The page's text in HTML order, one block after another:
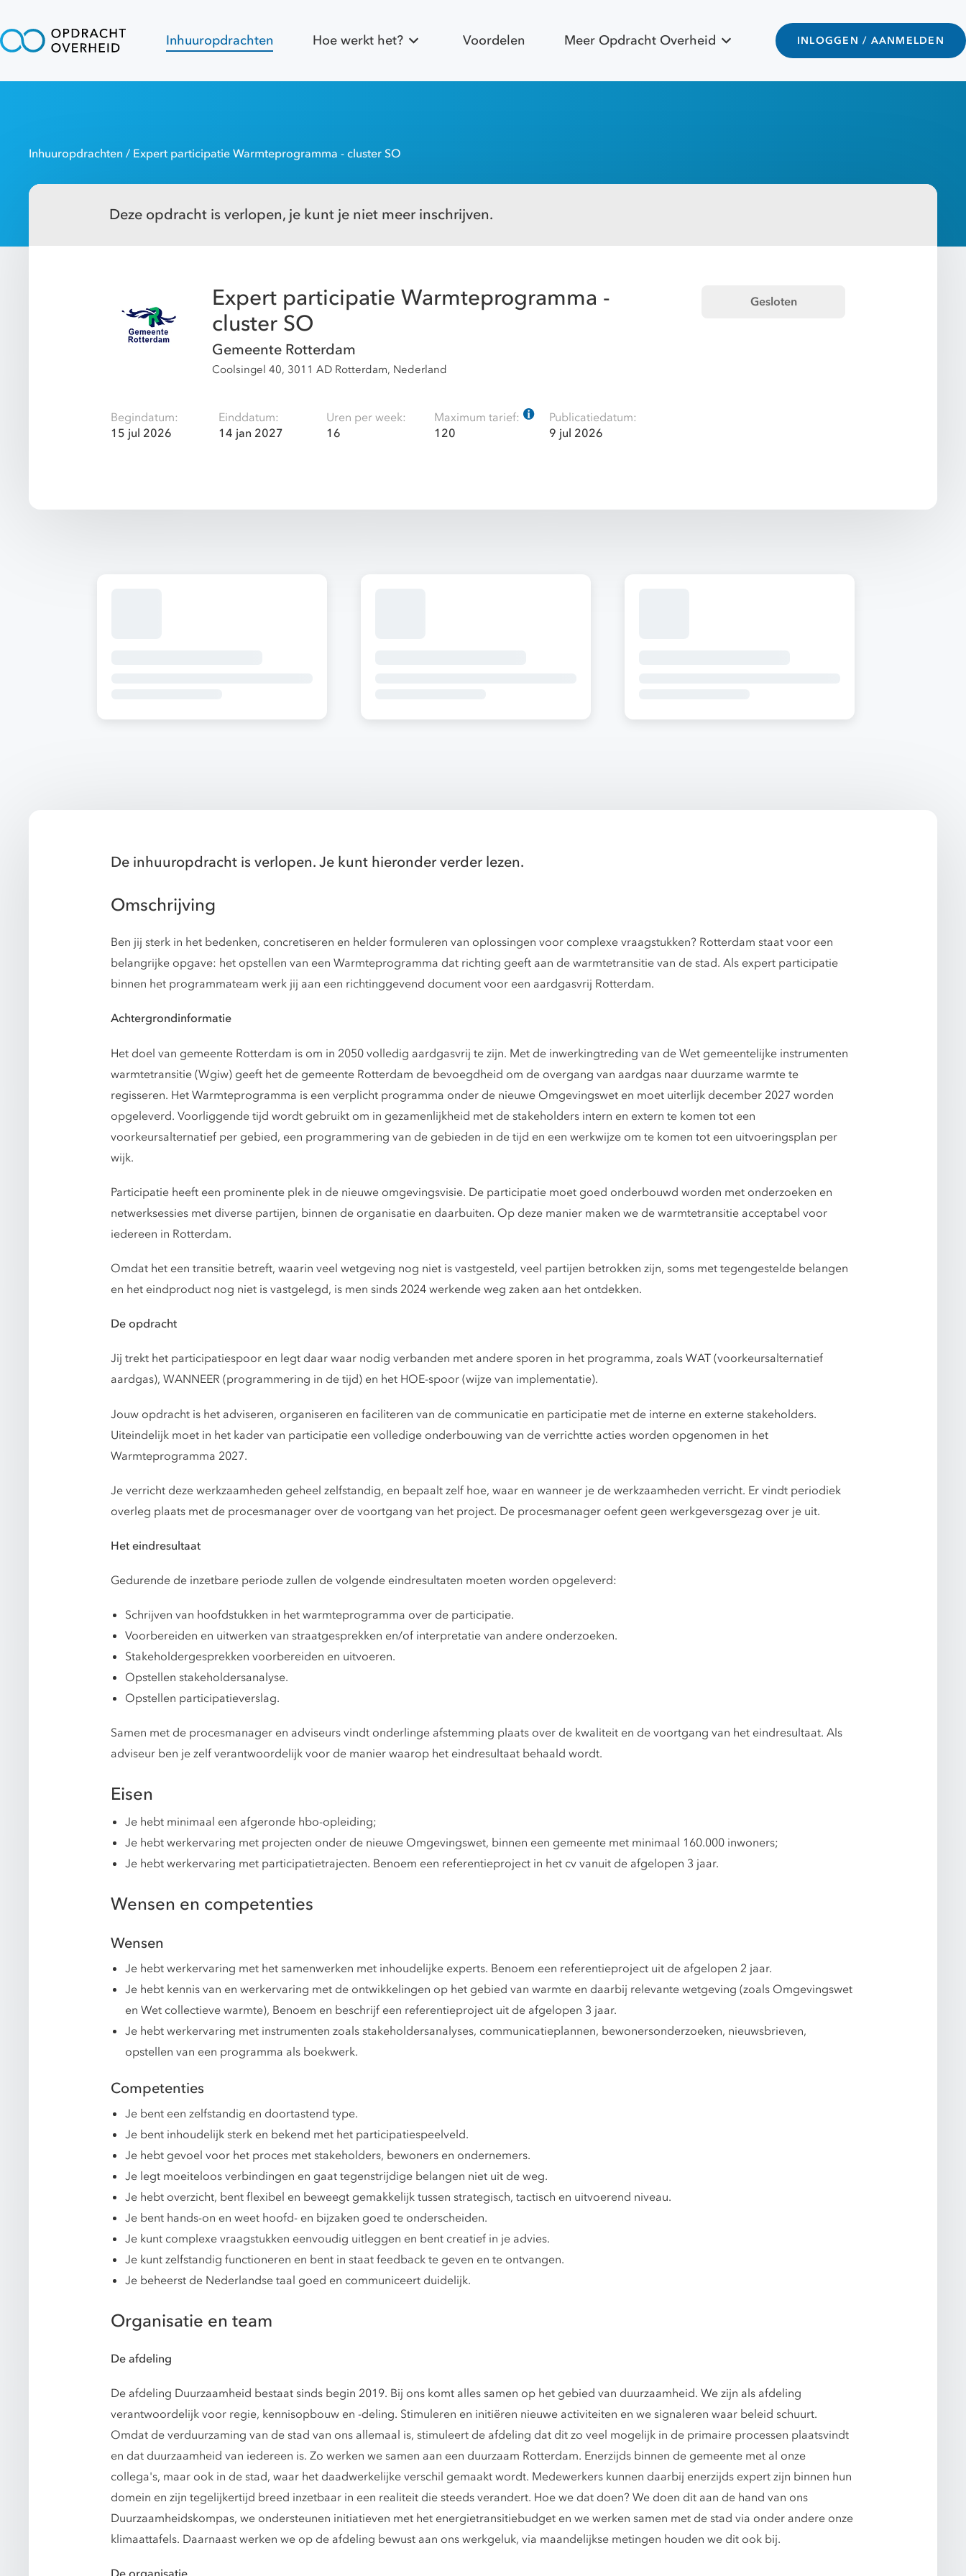
Inhuuropdrachten Hoe werkt het? Voordelen Meer Opdracht Overheid INLOGGEN / AANMELDEN
Inhuuropdrachten / Expert participatie Warmteprogramma - cluster SO
Deze opdracht is verlopen, je kunt je niet meer inschrijven.
Expert participatie Warmteprogramma -
cluster SO
Gemeente Rotterdam
Coolsingel 40, 3011 AD Rotterdam, Nederland
Gesloten
Begindatum:
15 jul 2026
Einddatum:
14 jan 2027
Uren per week:
16
Maximum tarief:
120
Publicatiedatum:
9 jul 2026
De inhuuropdracht is verlopen. Je kunt hieronder verder lezen.
Omschrijving
Ben jij sterk in het bedenken, concretiseren en helder formuleren van oplossingen voor complexe vraagstukken? Rotterdam staat voor een
belangrijke opgave: het opstellen van een Warmteprogramma dat richting geeft aan de warmtetransitie van de stad. Als expert participatie
binnen het programmateam werk jij aan een richtinggevend document voor een aardgasvrij Rotterdam.
Achtergrondinformatie
Het doel van gemeente Rotterdam is om in 2050 volledig aardgasvrij te zijn. Met de inwerkingtreding van de Wet gemeentelijke instrumenten
warmtetransitie (Wgiw) geeft het de gemeente Rotterdam de bevoegdheid om de overgang van aardgas naar duurzame warmte te
regisseren. Het Warmteprogramma is een verplicht programma onder de nieuwe Omgevingswet en moet uiterlijk december 2027 worden
opgeleverd. Voorliggende tijd wordt gebruikt om in gezamenlijkheid met de stakeholders intern en extern te komen tot een
voorkeursalternatief per gebied, een programmering van de gebieden in de tijd en een werkwijze om te komen tot een uitvoeringsplan per
wijk.
Participatie heeft een prominente plek in de nieuwe omgevingsvisie. De participatie moet goed onderbouwd worden met onderzoeken en
netwerksessies met diverse partijen, binnen de organisatie en daarbuiten. Op deze manier maken we de warmtetransitie acceptabel voor
iedereen in Rotterdam.
Omdat het een transitie betreft, waarin veel wetgeving nog niet is vastgesteld, veel partijen betrokken zijn, soms met tegengestelde belangen
en het eindproduct nog niet is vastgelegd, is men sinds 2024 werkende weg zaken aan het ontdekken.
De opdracht
Jij trekt het participatiespoor en legt daar waar nodig verbanden met andere sporen in het programma, zoals WAT (voorkeursalternatief
aardgas), WANNEER (programmering in de tijd) en het HOE-spoor (wijze van implementatie).
Jouw opdracht is het adviseren, organiseren en faciliteren van de communicatie en participatie met de interne en externe stakeholders.
Uiteindelijk moet in het kader van participatie een volledige onderbouwing van de verrichtte acties worden opgenomen in het
Warmteprogramma 2027.
Je verricht deze werkzaamheden geheel zelfstandig, en bepaalt zelf hoe, waar en wanneer je de werkzaamheden verricht. Er vindt periodiek
overleg plaats met de procesmanager over de voortgang van het project. De procesmanager oefent geen werkgeversgezag over je uit.
Het eindresultaat
Gedurende de inzetbare periode zullen de volgende eindresultaten moeten worden opgeleverd:
Schrijven van hoofdstukken in het warmteprogramma over de participatie.
Voorbereiden en uitwerken van straatgesprekken en/of interpretatie van andere onderzoeken.
Stakeholdergesprekken voorbereiden en uitvoeren.
Opstellen stakeholdersanalyse.
Opstellen participatieverslag.
Samen met de procesmanager en adviseurs vindt onderlinge afstemming plaats over de kwaliteit en de voortgang van het eindresultaat. Als
adviseur ben je zelf verantwoordelijk voor de manier waarop het eindresultaat behaald wordt.
Eisen
Je hebt minimaal een afgeronde hbo-opleiding;
Je hebt werkervaring met projecten onder de nieuwe Omgevingswet, binnen een gemeente met minimaal 160.000 inwoners;
Je hebt werkervaring met participatietrajecten. Benoem een referentieproject in het cv vanuit de afgelopen 3 jaar.
Wensen en competenties
Wensen
Je hebt werkervaring met het samenwerken met inhoudelijke experts. Benoem een referentieproject uit de afgelopen 2 jaar.
Je hebt kennis van en werkervaring met de ontwikkelingen op het gebied van warmte en daarbij relevante wetgeving (zoals Omgevingswet
en Wet collectieve warmte), Benoem en beschrijf een referentieproject uit de afgelopen 3 jaar.
Je hebt werkervaring met instrumenten zoals stakeholdersanalyses, communicatieplannen, bewonersonderzoeken, nieuwsbrieven,
opstellen van een programma als boekwerk.
Competenties
Je bent een zelfstandig en doortastend type.
Je bent inhoudelijk sterk en bekend met het participatiespeelveld.
Je hebt gevoel voor het proces met stakeholders, bewoners en ondernemers.
Je legt moeiteloos verbindingen en gaat tegenstrijdige belangen niet uit de weg.
Je hebt overzicht, bent flexibel en beweegt gemakkelijk tussen strategisch, tactisch en uitvoerend niveau.
Je bent hands-on en weet hoofd- en bijzaken goed te onderscheiden.
Je kunt complexe vraagstukken eenvoudig uitleggen en bent creatief in je advies.
Je kunt zelfstandig functioneren en bent in staat feedback te geven en te ontvangen.
Je beheerst de Nederlandse taal goed en communiceert duidelijk.
Organisatie en team
De afdeling
De afdeling Duurzaamheid bestaat sinds begin 2019. Bij ons komt alles samen op het gebied van duurzaamheid. We zijn als afdeling
verantwoordelijk voor regie, kennisopbouw en -deling. Stimuleren en initiëren nieuwe activiteiten en we signaleren waar beleid schuurt.
Omdat de verduurzaming van de stad van ons allemaal is, stimuleert de afdeling dat dit zo veel mogelijk in de primaire processen plaatsvindt
en dat duurzaamheid van iedereen is. Zo werken we samen aan een duurzaam Rotterdam. Enerzijds binnen de gemeente met al onze
collega's, maar ook in de stad, waar het daadwerkelijke verschil gemaakt wordt. Medewerkers kunnen daarbij enerzijds expert zijn binnen hun
domein en zijn tegelijkertijd breed inzetbaar in een realiteit die steeds verandert. Hoe we dat doen? We doen dit aan de hand van ons
Duurzaamheidskompas, we ondersteunen initiatieven met het energietransitiebudget en we werken samen met de stad via onder andere onze
klimaattafels. Daarnaast werken we op de afdeling bewust aan ons werkgeluk, via maandelijkse metingen houden we dit ook bij.